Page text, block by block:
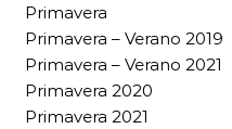
Primavera
Primavera – Verano 2019
Primavera – Verano 2021
Primavera 2020
Primavera 2021